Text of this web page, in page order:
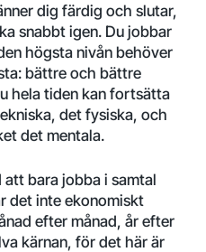
dig färdig och slutar,
snabbt igen. Du jobbar
högsta nivån behöver
bättre och bättre
hela tiden kan fortsätta
det fysiska, och
det mentala.
bara jobba i samtal
det inte ekonomiskt
efter månad, år efter
kärnan, för det här är